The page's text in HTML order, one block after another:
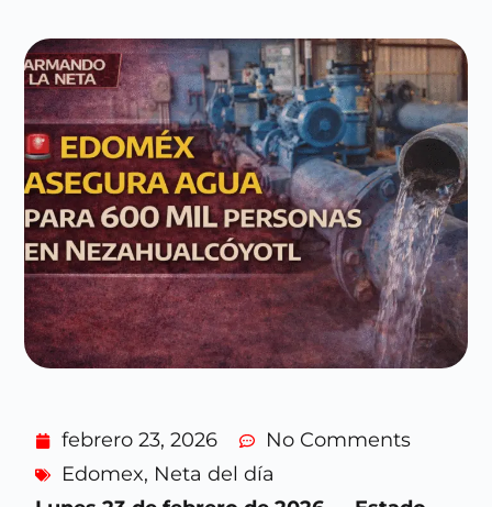
febrero 23, 2026
No Comments
Edomex, Neta del día